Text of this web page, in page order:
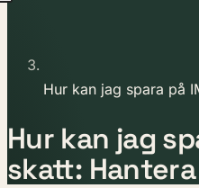
Hur kan jag spara på
Hur kan jag
skatt: